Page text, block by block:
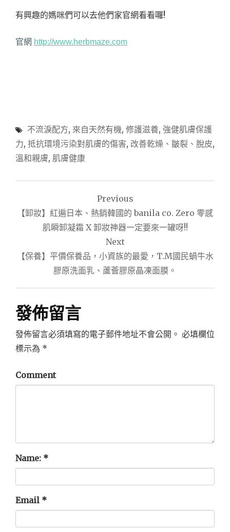
有興趣的媽咪們可以去他們家官網看看囉!
官網 http://www.herbmaze.com
不流淚配方, 來自天然有機, 修護滋養, 強健肌膚保護
力, 抵抗環境污染對肌膚的傷害, 改善乾燥、皺裂、脫皮,
溫和親膚, 肌膚健康
章
覽
Previous
【卸妝】紅遍日本、熱銷韓國的 banila co. Zero 零感
肌瞬卸凝霜 X 卸妝神器一定要來一罐呀!!
Next
【保養】平價保養品，小資族的最愛，T.M國民蝸牛水
膠原洗面乳、蘆薈膠原晶凍面膜。
發佈留言
發佈留言必須填寫的電子郵件地址不會公開。 必填欄位
標示為 *
Comment
Name: *
Email *